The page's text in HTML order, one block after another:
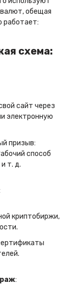
обещая
работает:
схема:
сайт через
электронную
призыв:
способ
т. д.
криптобиржи,
: